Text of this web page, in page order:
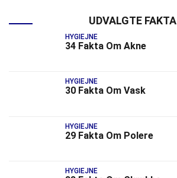
UDVALGTE FAKTA
HYGIEJNE
34 Fakta Om Akne
HYGIEJNE
30 Fakta Om Vask
HYGIEJNE
29 Fakta Om Polere
HYGIEJNE